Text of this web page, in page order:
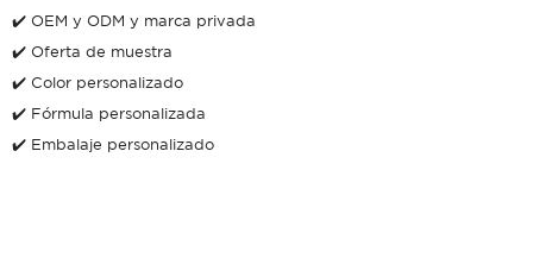
✔️ OEM y ODM y marca privada
✔️ Oferta de muestra
✔️ Color personalizado
✔️ Fórmula personalizada
✔️ Embalaje personalizado